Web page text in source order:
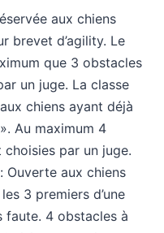
aux chiens
brevet d’agility. Le
que 3 obstacles
un juge. La classe
chiens ayant déjà
Au maximum 4
par un juge.
Ouverte aux chiens
3 premiers d’une
faute. 4 obstacles à